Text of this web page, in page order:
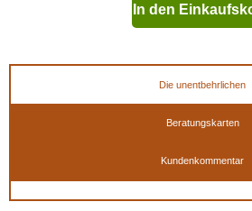
In den
Die unentbehrlichen
Beratungskarten
Kundenkommentar